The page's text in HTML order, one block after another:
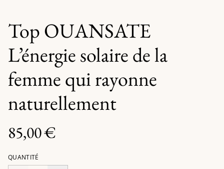
Top OUANSATE
L’énergie solaire de la
femme qui rayonne
naturellement
85,00 €
QUANTITÉ